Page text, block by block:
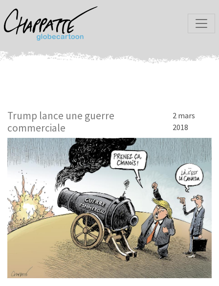
Trump lance une guerre
commerciale
2 mars
2018